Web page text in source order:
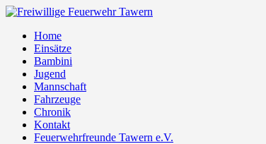
Zum
springenHome
Einsätze
Bambini
Jugend
Mannschaft
Fahrzeuge
Chronik
Kontakt
Feuerwehrfreunde Tawern e.V.